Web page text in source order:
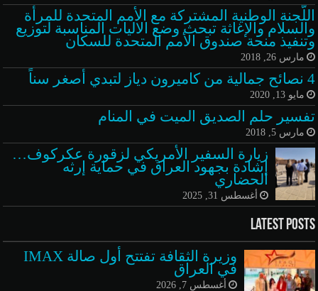
اللّجنة الوطنية المشتركة مع الأمم المتحدة للمرأة
والسلام والإغاثة تبحث وضع الاليات المناسبة لتوزيع
وتنفيذ منحة صندوق الأمم المتحدة للسكان
مارس 26, 2018
4 نصائح جمالية من كاميرون دياز لتبدي أصغر سناً
مايو 13, 2020
تفسير حلم الصديق الميت في المنام
مارس 5, 2018
زيارة السفير الأمريكي لزقورة عكركوف…
إشادة بجهود العراق في حماية إرثه
الحضاري
أغسطس 31, 2025
Latest Posts
وزيرة الثقافة تفتتح أول صالة IMAX
في العراق
أغسطس 7, 2026